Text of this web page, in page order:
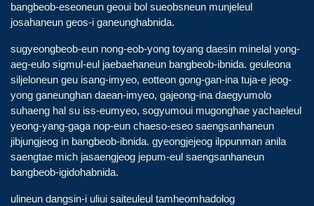
bangbeob-eseoneun geoui bol sueobsneun munjeleul
josahaneun geos-i ganeunghabnida.
sugyeongbeob-eun nong-eob-yong toyang daesin minelal yong-
aeg-eulo sigmul-eul jaebaehaneun bangbeob-ibnida. geuleona
siljeloneun geu isang-imyeo, eotteon gong-gan-ina tuja-e jeog-
yong ganeunghan daean-imyeo, gajeong-ina daegyumolo
suhaeng hal su iss-eumyeo, sogyumoui mugonghae yachaeleul
yeong-yang-gaga nop-eun chaeso-eseo saengsanhaneun
jibjungjeog in bangbeob-ibnida. gyeongjejeog ilppunman anila
saengtae mich jasaengjeog jepum-eul saengsanhaneun
bangbeob-igidohabnida.
ulineun dangsin-i uliui saiteuleul tamheomhadolog